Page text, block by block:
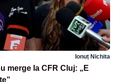
Ionuț Nichita
merge la CFR Cluj: „E